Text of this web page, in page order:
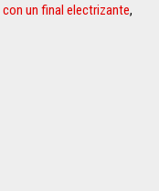
con un final electrizante,